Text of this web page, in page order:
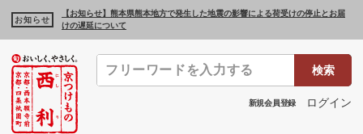
お知らせ
【お知らせ】熊本県熊本地方で発生した地震の影響による荷受けの停止とお届
けの遅延について
検索
新規会員登録 ログイン